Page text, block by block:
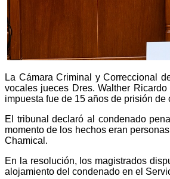
La Cámara Criminal y Correccional
vocales jueces Dres. Walther
impuesta fue de 15 años de prisión
El tribunal declaró al condenado
momento de los hechos eran
Chamical.
En la resolución, los magistrados
alojamiento del condenado en el